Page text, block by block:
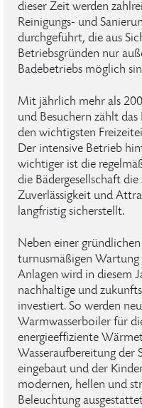
dieser Zeit werden
Reinigungs- und
durchgeführt, die aus
Betriebsgründen nur
Badebetriebs möglich
Mit jährlich mehr als
und Besuchern zählt
den wichtigsten
Der intensive Betrieb
wichtiger ist die
die Bädergesellschaft
Zuverlässigkeit und
langfristig sicherstellt.
Neben einer
turnusmäßigen Wartung
Anlagen wird in diesem
nachhaltige und
investiert. So werden
Warmwasserboiler für
energieeffiziente
Wasseraufbereitung der
eingebaut und der
modernen, hellen und
Beleuchtung